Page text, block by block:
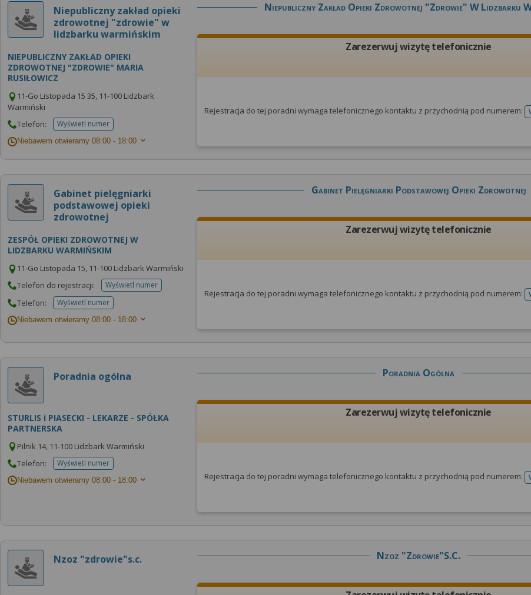
Niepubliczny zakład opieki
zdrowotnej "zdrowie" w
lidzbarku warmińskim
NIEPUBLICZNY ZAKŁAD OPIEKI
ZDROWOTNEJ "ZDROWIE" MARIA
RUSIŁOWICZ
11-Go Listopada 15 35, 11-100 Lidzbark
Warmiński
Telefon:
Wyświetl numertelefonu do placowki
Niebawem otwieramy 08:00 - 18:00
Niepubliczny Zakład Opieki Zdrowotnej "zdrowie" W Lidzbarku
Zarezerwuj wizytę telefonicznie
Rejestracja do tej poradni wymaga telefonicznego kontaktu z przychodnią pod numerem:
Gabinet pielęgniarki
podstawowej opieki
zdrowotnej
ZESPÓŁ OPIEKI ZDROWOTNEJ W
LIDZBARKU WARMIŃSKIM
11-Go Listopada 15, 11-100 Lidzbark Warmiński
Telefon do rejestracji:
Wyświetl numertelefonu do rejestracji
Telefon: Wyświetl numertelefonu do placowki
Niebawem otwieramy 08:00 - 18:00
Gabinet Pielęgniarki Podstawowej Opieki Zdrowotnej
Zarezerwuj wizytę telefonicznie
Rejestracja do tej poradni wymaga telefonicznego kontaktu z przychodnią pod numerem:
Poradnia ogólna
STURLIS i PIASECKI - LEKARZE - SPÓŁKA
PARTNERSKA
Pilnik 14, 11-100 Lidzbark Warmiński
Telefon:
Wyświetl numertelefonu do placowki
Niebawem otwieramy 08:00 - 18:00
Poradnia Ogólna
Zarezerwuj wizytę telefonicznie
Rejestracja do tej poradni wymaga telefonicznego kontaktu z przychodnią pod numerem:
Nzoz "zdrowie"s.c. Nzoz "zdrowie"s.c.